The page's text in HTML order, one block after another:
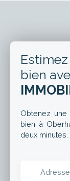
bien
Obtenez
bien à
deux minutes.